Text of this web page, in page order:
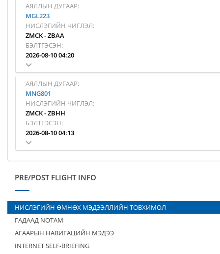
АЯЛЛЫН ДУГААР:
MGL223
НИСЛЭГИЙН ЧИГЛЭЛ:
ZMCK-ZBAA
БЭЛТГЭСЭН:
2026-08-10 04:20
АЯЛЛЫН ДУГААР:
MNG801
НИСЛЭГИЙН ЧИГЛЭЛ:
ZMCK-ZBHH
БЭЛТГЭСЭН:
2026-08-10 04:13
PRE/POST FLIGHT INFO
НИСЛЭГИЙН ӨМНӨХ МЭДЭЭЛЛИЙН ТОВХИМОЛ
ГАДААД NOTAM
АГААРЫН НАВИГАЦИЙН МЭДЭЭ
INTERNET SELF-BRIEFING